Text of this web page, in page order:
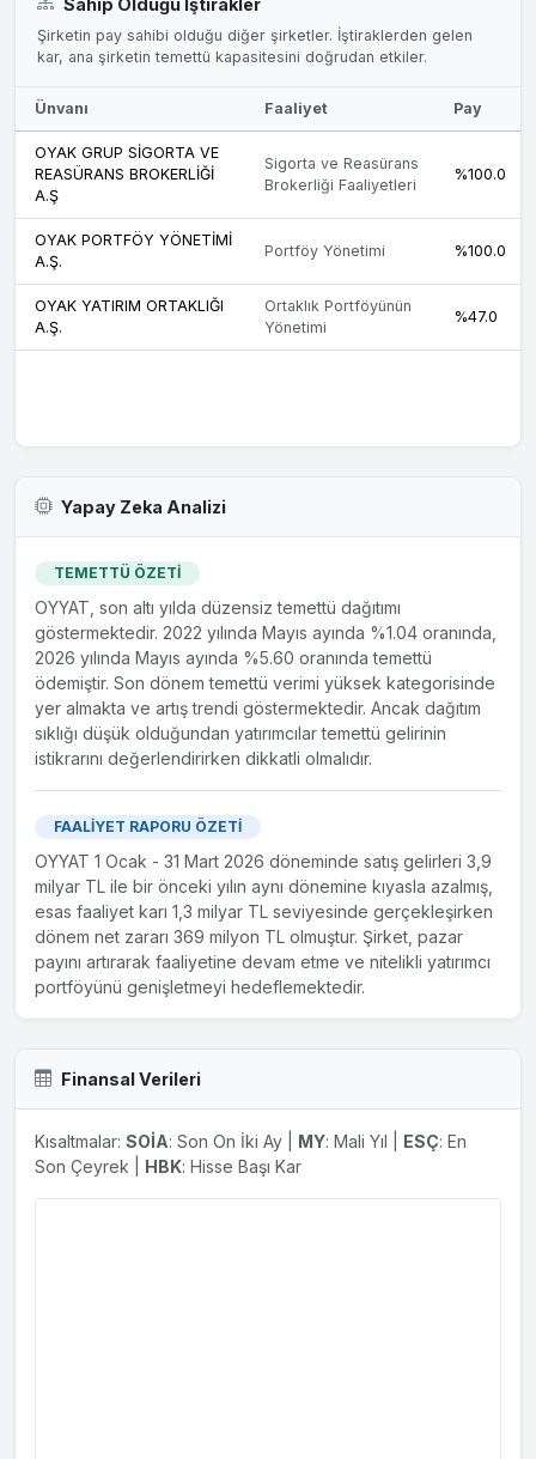
Şirketin pay sahibi olduğu diğer şirketler. İştiraklerden gelen
kar, ana şirketin temettü kapasitesini doğrudan etkiler.
Ünvanı Faaliyet Pay
OYAK GRUP SİGORTA VE
REASÜRANS BROKERLİĞİ
A.Ş
Sigorta ve Reasürans
Brokerliği Faaliyetleri
%100.0
OYAK PORTFÖY YÖNETİMİ
A.Ş.
Portföy Yönetimi %100.0
OYAK YATIRIM ORTAKLIĞI
A.Ş.
Ortaklık Portföyünün
Yönetimi
%47.0
Yapay Zeka Analizi
TEMETTÜ ÖZETİ
OYYAT, son altı yılda düzensiz temettü dağıtımı
göstermektedir. 2022 yılında Mayıs ayında %1.04 oranında,
2026 yılında Mayıs ayında %5.60 oranında temettü
ödemiştir. Son dönem temettü verimi yüksek kategorisinde
yer almakta ve artış trendi göstermektedir. Ancak dağıtım
sıklığı düşük olduğundan yatırımcılar temettü gelirinin
istikrarını değerlendirirken dikkatli olmalıdır.
FAALİYET RAPORU ÖZETİ
OYYAT 1 Ocak - 31 Mart 2026 döneminde satış gelirleri 3,9
milyar TL ile bir önceki yılın aynı dönemine kıyasla azalmış,
esas faaliyet karı 1,3 milyar TL seviyesinde gerçekleşirken
dönem net zararı 369 milyon TL olmuştur. Şirket, pazar
payını artırarak faaliyetine devam etme ve nitelikli yatırımcı
portföyünü genişletmeyi hedeflemektedir.
Finansal Verileri
Kısaltmalar: SOİA: Son On İki Ay | MY: Mali Yıl | ESÇ: En
Son Çeyrek | HBK: Hisse Başı Kar